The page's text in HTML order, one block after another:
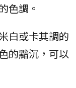
色調。
白或卡其調的
的黯沉，可以